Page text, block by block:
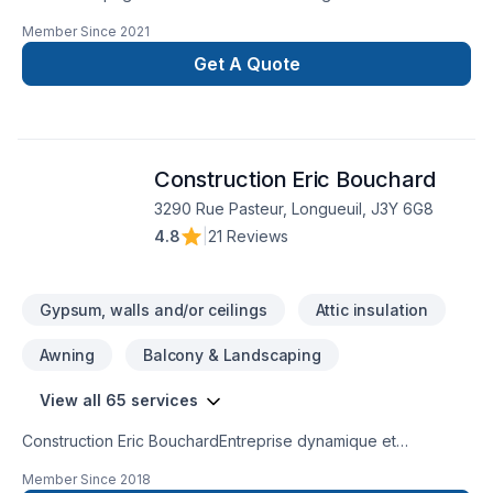
résidentiel et installation de plancher qui offre un travail de
qualité et garantie. Possibilité de projet clé en main ou à
l'heure. Faite une demande d’information ou de soumission
Member Since 2021
Get A Quote
Construction Eric Bouchard
3290 Rue Pasteur, Longueuil, J3Y 6G8
4.8
21 Reviews
Gypsum, walls and/or ceilings Attic insulation
Awning Balcony & Landscaping
View all 65 services
Construction Eric BouchardEntreprise dynamique et
(CCQ) et plus de 15 ans d’expérience. Entrepreneur Général
Member Since 2018